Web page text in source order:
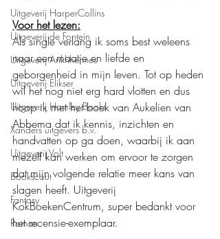
Uitgeverij HarperCollins
Uitgeverij de Fontein
Uitgeverij Ankhhermes
Uitgeverij Elikser
Uitgeverij Hamley Books
Xanders uitgevers b.v.
Uitgeverij Volt
Bookscout
Fantasy
Roman
Voor het lezen:
Als single verlang ik soms best weleens
naar een maatje en liefde en
geborgenheid in mijn leven. Tot op heden
wil het nog niet erg hard vlotten en dus
hoop ik met het boek van Aukelien van
Abbema dat ik kennis, inzichten en
handvatten op ga doen, waarbij ik aan
mezelf kan werken om ervoor te zorgen
dat mijn volgende relatie meer kans van
slagen heeft. Uitgeverij
KokBoekenCentrum, super bedankt voor
het recensie-exemplaar.